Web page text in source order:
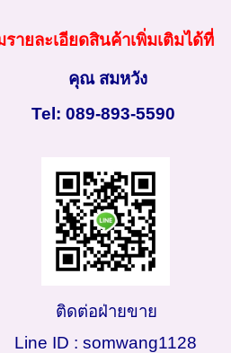
ายละเอียดสินค้าเพิ่มเติมได้ที่
คุณ สมหวัง
Tel: 089-893-5590
ติดต่อฝ่ายขาย
Line ID : somwang1128